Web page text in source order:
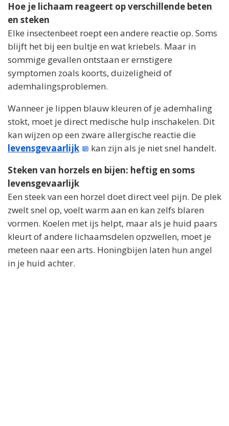
Hoe je lichaam reageert op verschillende beten
en steken
Elke insectenbeet roept een andere reactie op. Soms
blijft het bij een bultje en wat kriebels. Maar in
sommige gevallen ontstaan er ernstigere
symptomen zoals koorts, duizeligheid of
ademhalingsproblemen.
Wanneer je lippen blauw kleuren of je ademhaling
stokt, moet je direct medische hulp inschakelen. Dit
kan wijzen op een zware allergische reactie die
levensgevaarlijk
kan zijn als je niet snel handelt.
Steken van horzels en bijen: heftig en soms
levensgevaarlijk
Een steek van een horzel doet direct veel pijn. De plek
zwelt snel op, voelt warm aan en kan zelfs blaren
vormen. Koelen met ijs helpt, maar als je huid paars
kleurt of andere lichaamsdelen opzwellen, moet je
meteen naar een arts. Honingbijen laten hun angel
in je huid achter.